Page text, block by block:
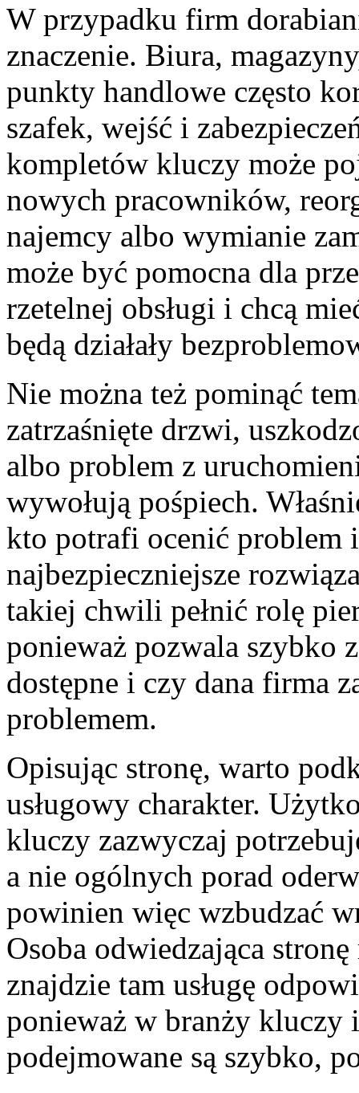
W przypadku firm
znaczenie. Biura,
punkty handlowe często
szafek, wejść i
kompletów kluczy może
nowych pracowników,
najemcy albo wymianie
może być pomocna dla
rzetelnej obsługi i chcą
będą działały
Nie można też pominąć
zatrzaśnięte drzwi,
albo problem z
wywołują pośpiech.
kto potrafi ocenić problem
najbezpieczniejsze
takiej chwili pełnić rolę
ponieważ pozwala szybko
dostępne i czy dana firma
problemem.
Opisując stronę, warto
usługowy charakter.
kluczy zazwyczaj
a nie ogólnych porad
powinien więc wzbudzać
Osoba odwiedzająca
znajdzie tam usługę
ponieważ w branży kluczy
podejmowane są szybko,